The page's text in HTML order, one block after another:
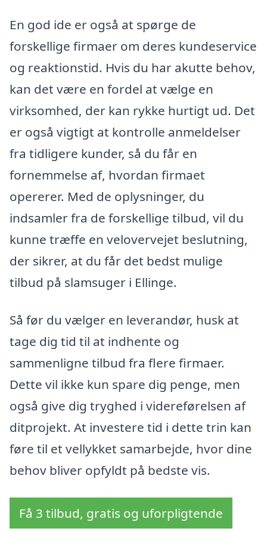
En god ide er også at spørge de
forskellige firmaer om deres kundeservice
og reaktionstid. Hvis du har akutte behov,
kan det være en fordel at vælge en
virksomhed, der kan rykke hurtigt ud. Det
er også vigtigt at kontrolle anmeldelser
fra tidligere kunder, så du får en
fornemmelse af, hvordan firmaet
opererer. Med de oplysninger, du
indsamler fra de forskellige tilbud, vil du
kunne træffe en velovervejet beslutning,
der sikrer, at du får det bedst mulige
tilbud på slamsuger i Ellinge.
Så før du vælger en leverandør, husk at
tage dig tid til at indhente og
sammenligne tilbud fra flere firmaer.
Dette vil ikke kun spare dig penge, men
også give dig tryghed i videreførelsen af
ditprojekt. At investere tid i dette trin kan
føre til et vellykket samarbejde, hvor dine
behov bliver opfyldt på bedste vis.
Få 3 tilbud, gratis og uforpligtende